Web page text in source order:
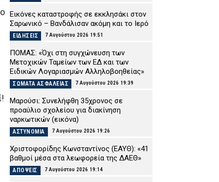
Εικόνες καταστροφής σε εκκλησάκι στον
Σαρωνικό – Βανδάλισαν ακόμη και το Ιερό
ΕΙΔΗΣΕΙΣ 7 Αυγούστου 2026 19:51
ΠΟΜΑΣ: «Όχι στη συγχώνευση των
Μετοχικών Ταμείων των ΕΔ και των
Ειδικών Λογαριασμών Αλληλοβοηθείας»
ΣΩΜΑΤΑ ΑΣΦΑΛΕΙΑΣ 7 Αυγούστου 2026 19:39
Μαρούσι: Συνελήφθη 35χρονος σε
προαύλιο σχολείου για διακίνηση
ναρκωτικών (εικόνα)
ΑΣΤΥΝΟΜΙΑ 7 Αυγούστου 2026 19:26
Χριστοφορίδης Κωνσταντίνος (ΕΑΥΘ): «41
βαθμοί μέσα στα λεωφορεία της ΔΑΕΘ»
ΑΠΟΨΕΙΣ 7 Αυγούστου 2026 19:14